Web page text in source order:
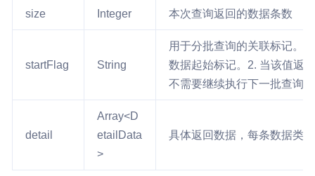
size Integer 本次查询返回的数据条数
startFlag String
用于分批查询的关联标记。
数据起始标记。2. 当该值返
不需要继续执行下一批查询
detail
Array<D
etailData
>
具体返回数据，每条数据类